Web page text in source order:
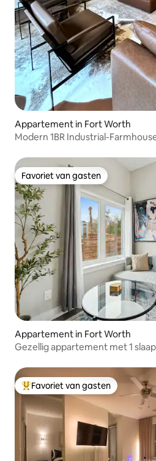
Appartement in Fort Worth
Modern 1BR Industrial-
Favoriet van gasten
Favoriet van gasten
Appartement in Fort Worth
Gezellig appartement met 1
Topfavoriet van gasten
Favoriet van gasten